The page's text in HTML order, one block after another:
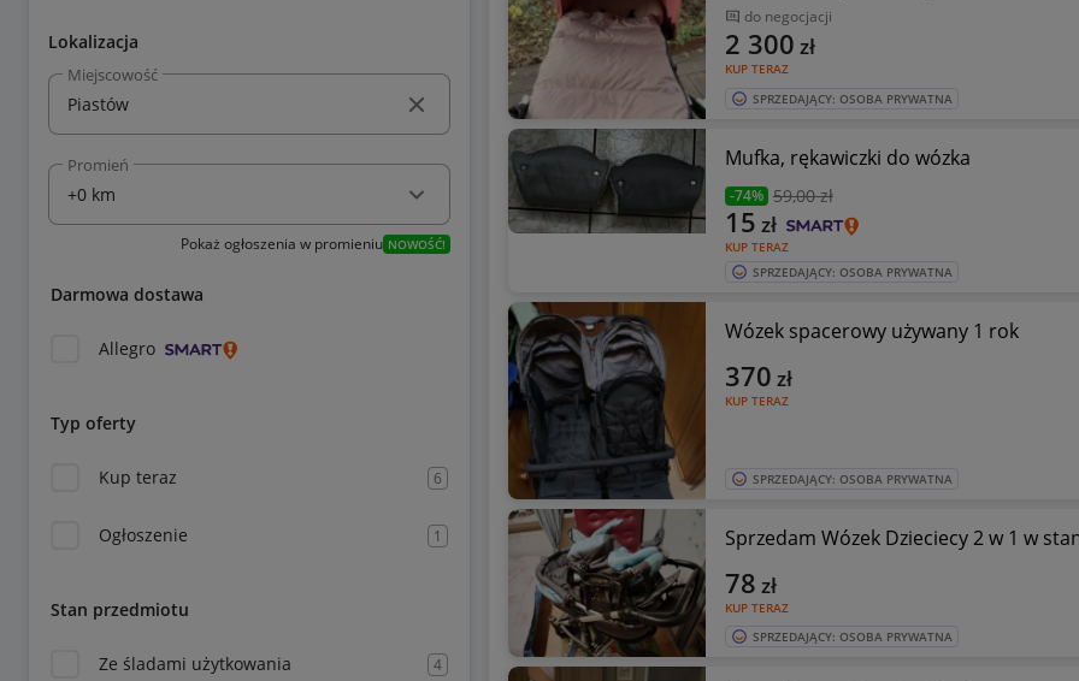
Lokalizacja
Miejscowość
Promień
Pokaż ogłoszenia w promieniu NOWOŚĆ!
Darmowa dostawa
Allegro
Typ oferty
Kup teraz 6
Ogłoszenie 1
Stan przedmiotu
Ze śladami użytkowania 4
do negocjacji
KUP TERAZ
2 300 zł
SPRZEDAJĄCY: OSOBA PRYWATNA
Mufka, rękawiczki do wózka
-74% 59,00 zł
KUP TERAZ
15 zł
SPRZEDAJĄCY: OSOBA PRYWATNA
Wózek spacerowy używany 1 rok
KUP TERAZ
370 zł
SPRZEDAJĄCY: OSOBA PRYWATNA
Sprzedam Wózek Dzieciecy 2 w 1 w
KUP TERAZ
78 zł
SPRZEDAJĄCY: OSOBA PRYWATNA